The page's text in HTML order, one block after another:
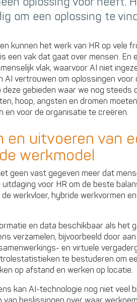
om een oplossing te
kunnen het werk van HR op vele
een vak dat gaat over mensen. En
vlak, waarvoor AI niet
AI vertrouwen om oplossingen voor
gebieden waar we nog steeds
hoop, angsten en dromen
en voor de organisatie te creëren.
en uitvoeren van
werkmodel
geen vast gegeven meer dat
voor HR om de beste
werkvloer, hybride werkvormen
en data beschikbaar als het
verzamelen, bijvoorbeeld door
en virtuele
te bestuderen om
op afstand en werken op locatie.
kan AI-technologie nog niet veel